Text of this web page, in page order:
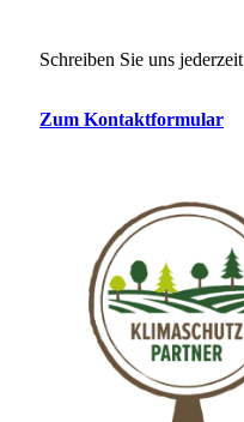
Schreiben Sie uns jederzeit
Zum Kontaktformular